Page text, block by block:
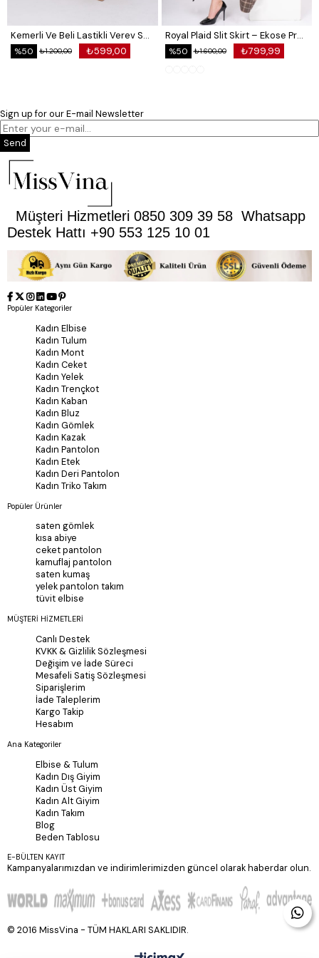
yapılmaktadır. Kargo ücreti Gidiş Dönüş Müşteriye
Aittir Müşteri Hizmetleri 0850 309 39 58
Kemerli Ve Beli Lastikli Verev Saten Etek 6791
₺599,00
₺1.200,00
%50
Royal Plaid Slit Skirt – Ekose Premium Long Skirt 6831
₺799,99
₺1.600,00
%50
Sign up for our E-mail Newsletter
Send
Müşteri Hizmetleri 0850 309 39 58 Whatsapp
Destek Hattı +90 553 125 10 01
Popüler Kategoriler
Kadın Elbise
Kadın Tulum
Kadın Mont
Kadın Ceket
Kadın Yelek
Kadın Trençkot
Kadın Kaban
Kadın Bluz
Kadın Gömlek
Kadın Kazak
Kadın Pantolon
Kadın Etek
Kadın Deri Pantolon
Kadın Triko Takım
Popüler Ürünler
saten gömlek
kısa abiye
ceket pantolon
kamuflaj pantolon
saten kumaş
yelek pantolon takım
tüvit elbise
MÜŞTERİ HİZMETLERİ
Canlı Destek
KVKK & Gizlilik Sözleşmesi
Değişim ve İade Süreci
Mesafeli Satiş Sözleşmesi
Siparişlerim
İade Taleplerim
Kargo Takip
Hesabım
Ana Kategoriler
Elbise & Tulum
Kadın Dış Giyim
Kadın Üst Giyim
Kadın Alt Giyim
Kadın Takım
Blog
Beden Tablosu
E-BÜLTEN KAYIT
Kampanyalarımızdan ve indirimlerimizden güncel olarak haberdar olun.
© 2016 MissVina - TÜM HAKLARI SAKLIDIR.